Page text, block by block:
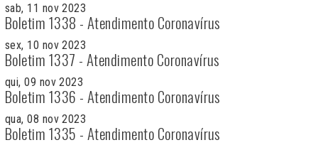
sab, 11 nov 2023
Boletim 1338 - Atendimento Coronavírus
sex, 10 nov 2023
Boletim 1337 - Atendimento Coronavírus
qui, 09 nov 2023
Boletim 1336 - Atendimento Coronavírus
qua, 08 nov 2023
Boletim 1335 - Atendimento Coronavírus